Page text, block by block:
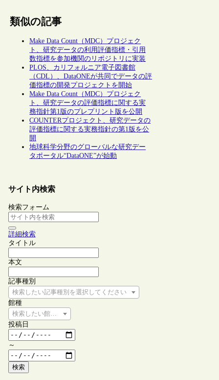
類似の記事
Make Data Count（MDC）プロジェク
ト、研究データの利用評価指標・引用
数指標を参加機関のリポジトリに実装
PLOS、カリフォルニア電子図書館
（CDL）、DataONEが共同でデータの評
価指標の開発プロジェクトを開始
Make Data Count（MDC）プロジェク
ト、研究データの評価指標に関する実
務指針第1版のプレプリント版を公開
COUNTERプロジェクト、研究データの
評価指標に関する実務指針の第1版を公
開
地球科学分野のグローバルな研究デー
タポータル“DataONE”が始動
サイト内検索
検索フォーム
詳細検索
タイトル
本文
記事種別
検索したい記事種別を選択してください
館種
検索したい館種を選択してください
投稿日
～
検索